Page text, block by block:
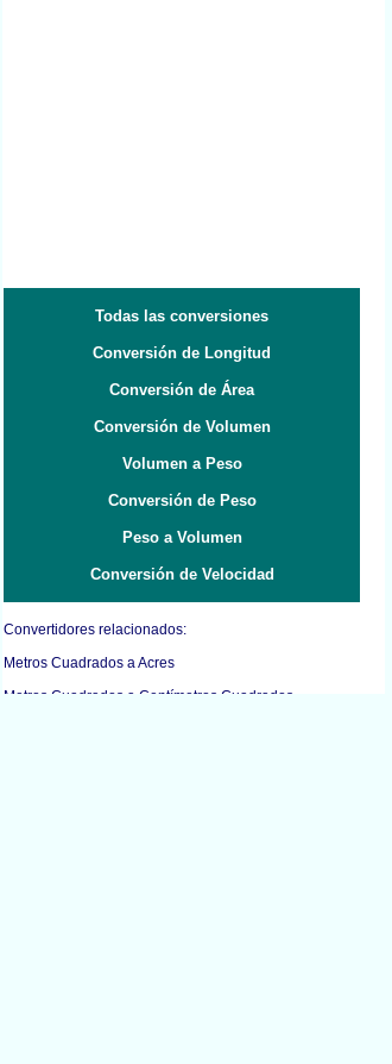
Todas las conversiones
Conversión de Longitud
Conversión de Área
Conversión de Volumen
Volumen a Peso
Conversión de Peso
Peso a Volumen
Conversión de Velocidad
Convertidores relacionados:
Metros Cuadrados a Acres
Metros Cuadrados a Centímetros Cuadrados